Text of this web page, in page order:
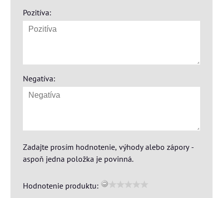
Pozitíva:
Negatíva:
Zadajte prosím hodnotenie, výhody alebo zápory -
aspoň jedna položka je povinná.
Hodnotenie produktu: